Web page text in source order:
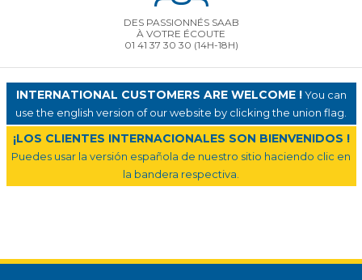
DES PASSIONNÉS SAAB
À VOTRE ÉCOUTE
01 41 37 30 30 (14H-18H)
INTERNATIONAL CUSTOMERS ARE WELCOME !You can
use the english version of our website by clicking the union flag.
¡LOS CLIENTES INTERNACIONALES SON BIENVENIDOS !
Puedes usar la versión española de nuestro sitio haciendo clic en
la bandera respectiva.